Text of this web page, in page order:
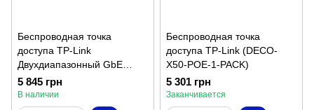
Беспроводная точка
доступа TP-Link
Двухдиапазонный GbE
(DECO-M5-2-PACK)
5 845 грн
В наличии
Беспроводная точка
доступа TP-Link (DECO-
X50-POE-1-PACK)
5 301 грн
Заканчивается